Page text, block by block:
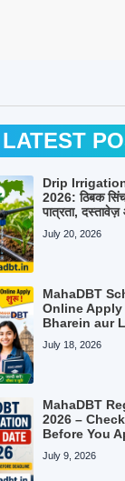
LATEST
Drip
2026: ठिबक
पात्रता,
July 20, 2026
MahaDBT
Online
Bharein aur
July 18, 2026
MahaDBT
2026 –
Before You
July 9, 2026